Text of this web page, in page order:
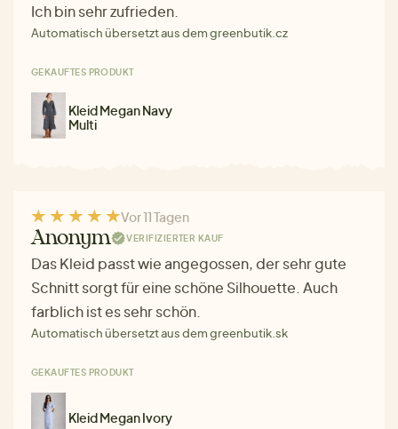
Ich bin sehr zufrieden.
Automatisch übersetzt aus dem greenbutik.cz
GEKAUFTES PRODUKT
Kleid Megan Navy
Multi
Vor 11 Tagen
Anonym VERIFIZIERTER KAUF
Das Kleid passt wie angegossen, der sehr gute
Schnitt sorgt für eine schöne Silhouette. Auch
farblich ist es sehr schön.
Automatisch übersetzt aus dem greenbutik.sk
GEKAUFTES PRODUKT
Kleid Megan Ivory